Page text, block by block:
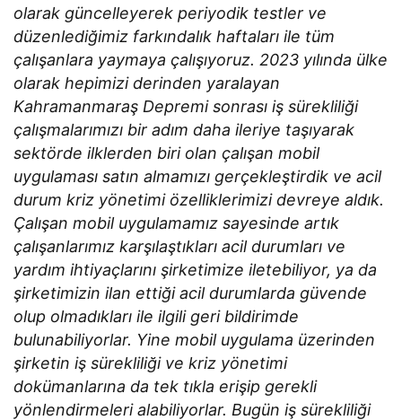
olarak güncelleyerek periyodik testler ve
düzenlediğimiz farkındalık haftaları ile tüm
çalışanlara yaymaya çalışıyoruz. 2023 yılında ülke
olarak hepimizi derinden yaralayan
Kahramanmaraş Depremi sonrası iş sürekliliği
çalışmalarımızı bir adım daha ileriye taşıyarak
sektörde ilklerden biri olan çalışan mobil
uygulaması satın almamızı gerçekleştirdik ve acil
durum kriz yönetimi özelliklerimizi devreye aldık.
Çalışan mobil uygulamamız sayesinde artık
çalışanlarımız karşılaştıkları acil durumları ve
yardım ihtiyaçlarını şirketimize iletebiliyor, ya da
şirketimizin ilan ettiği acil durumlarda güvende
olup olmadıkları ile ilgili geri bildirimde
bulunabiliyorlar. Yine mobil uygulama üzerinden
şirketin iş sürekliliği ve kriz yönetimi
dokümanlarına da tek tıkla erişip gerekli
yönlendirmeleri alabiliyorlar. Bugün iş sürekliliği